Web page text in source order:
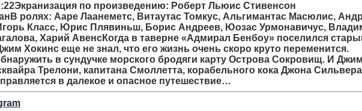
по произведению: Роберт Льюис Стивенсон
ролях: Ааре Лаанеметс, Витаутас Томкус, Альгимантас Масюлис,
Класс, Юрис Плявиньш, Борис Андреев, Юозас Урмонавичус,
Харий АвенсКогда в таверне «Адмирал Бенбоу» поселился
Хокинс еще не знал, что его жизнь очень скоро круто переменится.
в сундучке морского бродяги карту Острова Сокровищ. И
Трелони, капитана Смоллетта, корабельного кока Джона
в далекое и опасное путешествие…